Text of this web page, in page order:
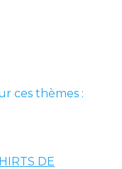
ces thèmes :